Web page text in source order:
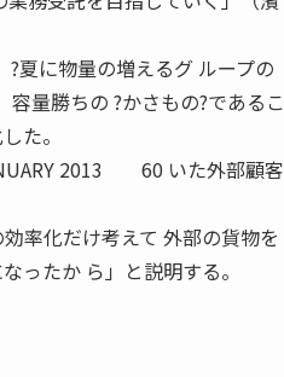
夏に物量の増えるグ ループの
量勝ちの ?かさもの?であるこ
た。
2013 60 いた外部顧客
率化だけ考えて 外部の貨物を
ったか ら」と説明する。